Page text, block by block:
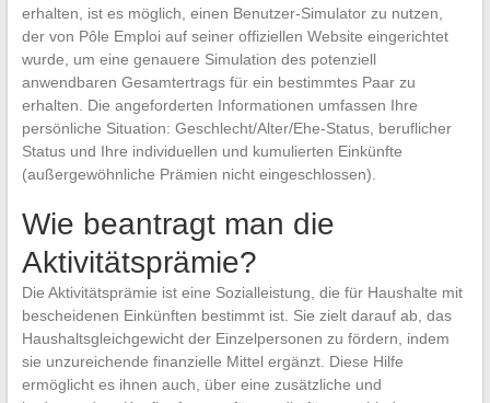
erhalten, ist es möglich, einen Benutzer-Simulator zu nutzen,
der von Pôle Emploi auf seiner offiziellen Website eingerichtet
wurde, um eine genauere Simulation des potenziell
anwendbaren Gesamtertrags für ein bestimmtes Paar zu
erhalten. Die angeforderten Informationen umfassen Ihre
persönliche Situation: Geschlecht/Alter/Ehe-Status, beruflicher
Status und Ihre individuellen und kumulierten Einkünfte
(außergewöhnliche Prämien nicht eingeschlossen).
Wie beantragt man die
Aktivitätsprämie?
Die Aktivitätsprämie ist eine Sozialleistung, die für Haushalte mit
bescheidenen Einkünften bestimmt ist. Sie zielt darauf ab, das
Haushaltsgleichgewicht der Einzelpersonen zu fördern, indem
sie unzureichende finanzielle Mittel ergänzt. Diese Hilfe
ermöglicht es ihnen auch, über eine zusätzliche und